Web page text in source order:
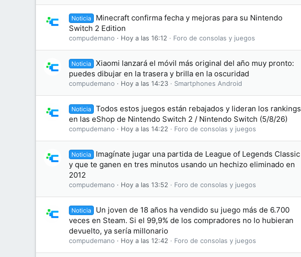
Noticia
Minecraft confirma fecha y mejoras para su Nintendo
Switch 2 Edition
compudemano Hoy a las 16:12 Foro de consolas y juegos
Noticia
Xiaomi lanzará el móvil más original del año muy pronto:
puedes dibujar en la trasera y brilla en la oscuridad
compudemano Hoy a las 14:23 Smartphones Android
Noticia
Todos estos juegos están rebajados y lideran los rankings
en las eShop de Nintendo Switch 2 / Nintendo Switch (5/8/26)
compudemano Hoy a las 14:22 Foro de consolas y juegos
Noticia
Imagínate jugar una partida de League of Legends Classic
y que te ganen en tres minutos usando un hechizo eliminado en
2012
compudemano Hoy a las 13:52 Foro de consolas y juegos
Noticia
Un joven de 18 años ha vendido su juego más de 6.700
veces en Steam. Si el 99,9% de los compradores no lo hubieran
devuelto, ya sería millonario
compudemano Hoy a las 12:42 Foro de consolas y juegos